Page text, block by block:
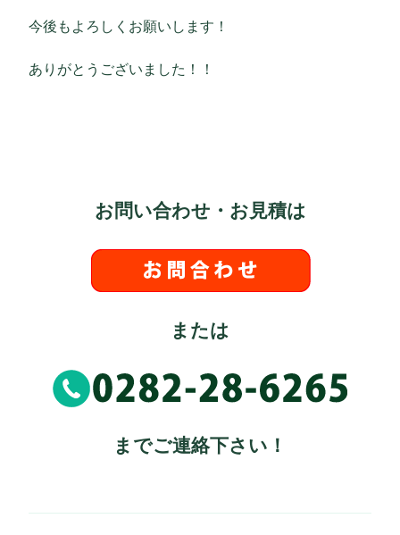
今後もよろしくお願いします！
ありがとうございました！！
お問い合わせ・お見積は
または
までご連絡下さい！